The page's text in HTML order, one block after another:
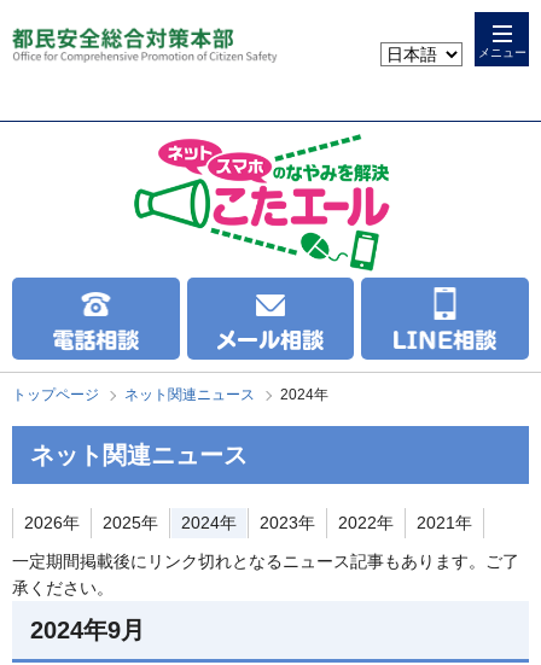
文
へ
キ
メニュー
こ
か
本
トップページ ネット関連ニュース 2024年
ネット関連ニュース
2026年 2025年 2024年 2023年 2022年
2021年
一定期間掲載後にリンク切れとなるニュース記事もあります。ご了
承ください。
2024年9月